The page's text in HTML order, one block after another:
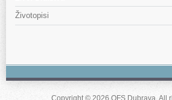
Životopisi